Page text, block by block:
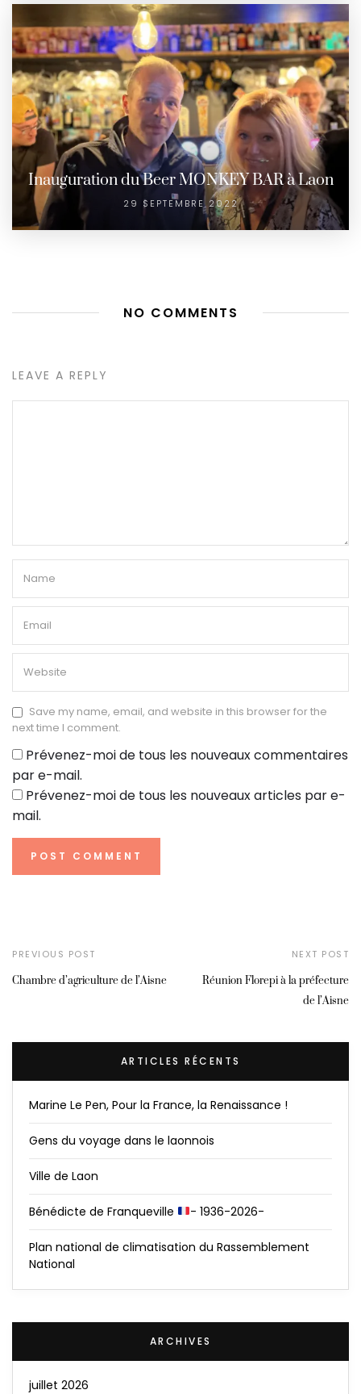
Inauguration du Beer MONKEY BAR à Laon
29 SEPTEMBRE 2022
NO COMMENTS
LEAVE A REPLY
Save my name, email, and website in this browser for the
next time I comment.
Prévenez-moi de tous les nouveaux commentaires
par e-mail.
Prévenez-moi de tous les nouveaux articles par e-
mail.
PREVIOUS POST
Chambre d’agriculture de l’Aisne
NEXT POST
Réunion Florepi à la préfecture
de l’Aisne
ARTICLES RÉCENTS
Marine Le Pen, Pour la France, la Renaissance !
Gens du voyage dans le laonnois
Ville de Laon
Bénédicte de Franqueville - 1936-2026-
Plan national de climatisation du Rassemblement
National
ARCHIVES
juillet 2026